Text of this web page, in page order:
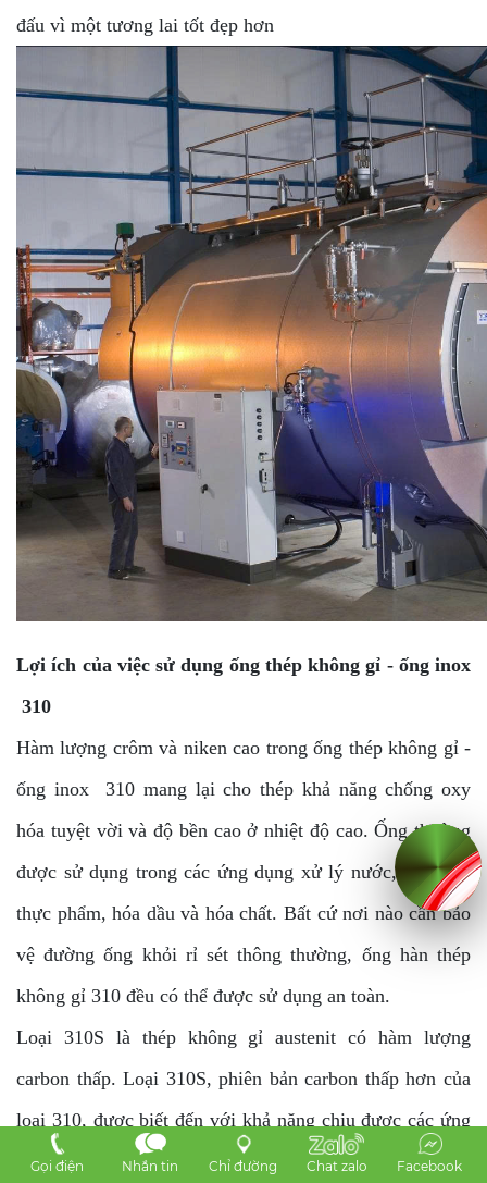
đấu vì một tương lai tốt đẹp hơn
Lợi ích của việc sử dụng ống thép không gỉ - ống inox
310
Hàm lượng crôm và niken cao trong ống thép không gỉ -
ống inox 310 mang lại cho thép khả năng chống oxy
hóa tuyệt vời và độ bền cao ở nhiệt độ cao. Ống thường
được sử dụng trong các ứng dụng xử lý nước, sản xuất
thực phẩm, hóa dầu và hóa chất. Bất cứ nơi nào cần bảo
vệ đường ống khỏi rỉ sét thông thường, ống hàn thép
không gỉ 310 đều có thể được sử dụng an toàn.
Loại 310S là thép không gỉ austenit có hàm lượng
carbon thấp. Loại 310S, phiên bản carbon thấp hơn của
loại 310, được biết đến với khả năng chịu được các ứng
dụng nhiệt độ cao và cũng mang lại cho người dùng một
Gọi điện Nhắn tin Chỉ đường Chat zalo Facebook